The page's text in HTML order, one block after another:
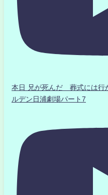
本日 兄が死んだ 葬式には
ルデン日浦劇場パート7